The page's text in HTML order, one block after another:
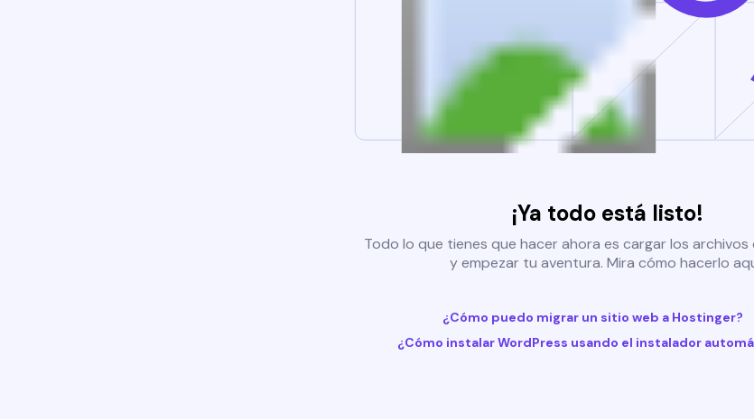
¡Ya todo está listo!
Todo lo que tienes que hacer ahora es cargar los
y empezar tu aventura. Mira cómo hacerlo
¿Cómo puedo migrar un sitio web a Hostinger?
¿Cómo instalar WordPress usando el instalador